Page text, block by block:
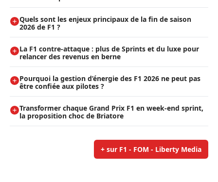
Quels sont les enjeux principaux de la fin de saison
2026 de F1 ?
La F1 contre-attaque : plus de Sprints et du luxe pour
relancer des revenus en berne
Pourquoi la gestion d’énergie des F1 2026 ne peut pas
être confiée aux pilotes ?
Transformer chaque Grand Prix F1 en week-end sprint,
la proposition choc de Briatore
+ sur F1 - FOM - Liberty Media